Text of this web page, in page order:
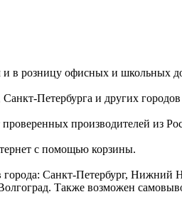
в розницу офисных и школьных
Петербурга и других
производителей
с помощью корзины.
Санкт-Петербург,
Также возможен